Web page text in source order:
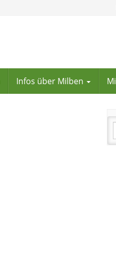
Infos über Milben